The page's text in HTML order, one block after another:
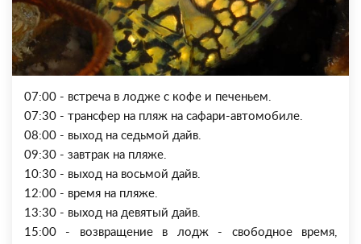
07:00 - встреча в лодже с кофе и печеньем.
07:30 - трансфер на пляж на сафари-автомобиле.
08:00 - выход на седьмой дайв.
09:30 - завтрак на пляже.
10:30 - выход на восьмой дайв.
12:00 - время на пляже.
13:30 - выход на девятый дайв.
15:00 - возвращение в лодж - свободное время,